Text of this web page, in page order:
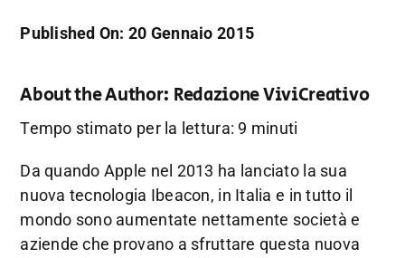
Published On: 20 Gennaio 2015
About the Author: Redazione ViviCreativo
Tempo stimato per la lettura: 9 minuti
Da quando Apple nel 2013 ha lanciato la sua
nuova tecnologia Ibeacon, in Italia e in tutto il
mondo sono aumentate nettamente società e
aziende che provano a sfruttare questa nuova